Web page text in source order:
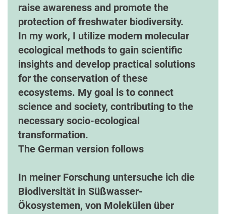
raise awareness and promote the
protection of freshwater biodiversity.
In my work, I utilize modern molecular
ecological methods to gain scientific
insights and develop practical solutions
for the conservation of these
ecosystems. My goal is to connect
science and society, contributing to the
necessary socio-ecological
transformation.
The German version follows
In meiner Forschung untersuche ich die
Biodiversität in Süßwasser-
Ökosystemen, von Molekülen über